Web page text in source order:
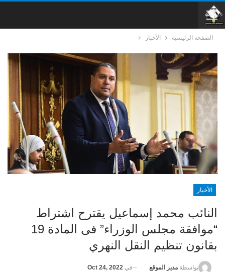
الصفحة الرئيسية الأخبار
الأخبار
النائب محمد إسماعيل يقترح اشتراط
“موافقة مجلس الوزراء” فى المادة 19
بقانون تنظيم النقل النهري
بواسطة مدير الموقع في Oct 24, 2022